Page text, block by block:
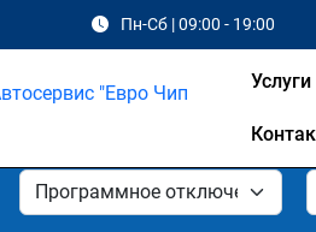
Пн-Сб | 09:00 - 19:00
Услуги